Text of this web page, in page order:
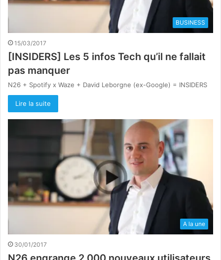
BUSINESS
15/03/2017
[INSIDERS] Les 5 infos Tech qu’il ne fallait
pas manquer
N26 + Spotify x Waze + David Leborgne (ex-Google) = INSIDERS
Lire la suite
A la une
30/01/2017